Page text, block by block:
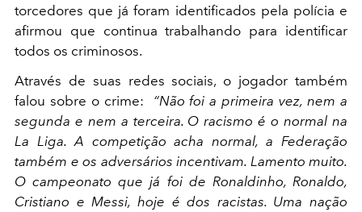
torcedores que já foram identificados pela polícia e
afirmou que continua trabalhando para identificar
todos os criminosos.
Através de suas redes sociais, o jogador também
falou sobre o crime: “Não foi a primeira vez, nem a
segunda e nem a terceira. O racismo é o normal na
La Liga. A competição acha normal, a Federação
também e os adversários incentivam. Lamento muito.
O campeonato que já foi de Ronaldinho, Ronaldo,
Cristiano e Messi, hoje é dos racistas. Uma nação